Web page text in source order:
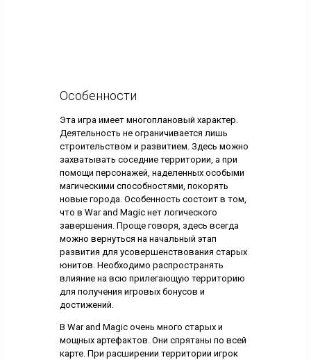
Особенности
Эта игра имеет многоплановый характер.
Деятельность не ограничивается лишь
строительством и развитием. Здесь можно
захватывать соседние территории, а при
помощи персонажей, наделенных особыми
магическими способностями, покорять
новые города. Особенность состоит в том,
что в War and Magic нет логического
завершения. Проще говоря, здесь всегда
можно вернуться на начальный этап
развития для усовершенствования старых
юнитов. Необходимо распространять
влияние на всю прилегающую территорию
для получения игровых бонусов и
достижений.
В War and Magic очень много старых и
мощных артефактов. Они спрятаны по всей
карте. При расширении территории игрок